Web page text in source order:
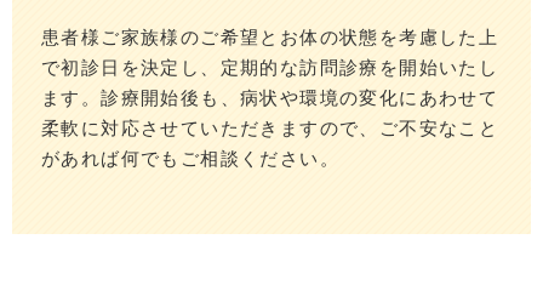
患者様ご家族様のご希望とお体の状態を考慮した上
で初診日を決定し、定期的な訪問診療を開始いたし
ます。診療開始後も、病状や環境の変化にあわせて
柔軟に対応させていただきますので、ご不安なこと
があれば何でもご相談ください。